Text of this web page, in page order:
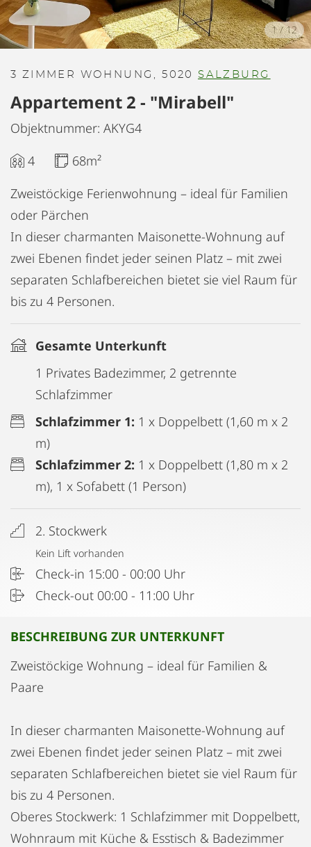
1/12
3 ZIMMER WOHNUNG, 5020 SALZBURG
Appartement 2 - "Mirabell"
Objektnummer: AKYG4
4
68m²
Zweistöckige Ferienwohnung – ideal für Familien
oder Pärchen
In dieser charmanten Maisonette-Wohnung auf
zwei Ebenen findet jeder seinen Platz – mit zwei
separaten Schlafbereichen bietet sie viel Raum für
bis zu 4 Personen.
Gesamte Unterkunft
1 Privates Badezimmer, 2 getrennte
Schlafzimmer
Schlafzimmer 1: 1 x Doppelbett (1,60 m x 2
m)
Schlafzimmer 2: 1 x Doppelbett (1,80 m x 2
m), 1 x Sofabett (1 Person)
2. Stockwerk
Kein Lift vorhanden
Check-in 15:00 - 00:00 Uhr
Check-out 00:00 - 11:00 Uhr
BESCHREIBUNG ZUR UNTERKUNFT
Zweistöckige Wohnung – ideal für Familien &
Paare
In dieser charmanten Maisonette-Wohnung auf
zwei Ebenen findet jeder seinen Platz – mit zwei
separaten Schlafbereichen bietet sie viel Raum für
bis zu 4 Personen.
Oberes Stockwerk: 1 Schlafzimmer mit Doppelbett,
Wohnraum mit Küche & Esstisch & Badezimmer